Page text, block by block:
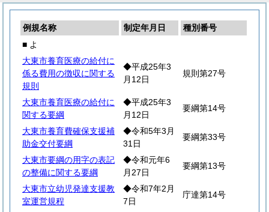
例規名称 制定年月日
種別番号
■ よ
大東市養育医療の給付に
係る費用の徴収に関する
規則
◆平成25年3
月12日
規則第27号
大東市養育医療の給付に
関する要綱
◆平成25年3
月12日
要綱第14号
大東市養育費確保支援補
助金交付要綱
◆令和5年3月
31日
要綱第33号
大東市要綱の用字の表記
の整備に関する要綱
◆令和元年6
月27日
要綱第13号
大東市立幼児発達支援教
室運営規程
◆令和7年2月
7日
庁達第14号